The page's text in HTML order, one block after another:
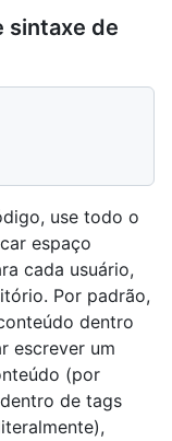
sintaxe de
use todo o
espaço
cada usuário,
Por padrão,
dentro
escrever um
(por
de tags